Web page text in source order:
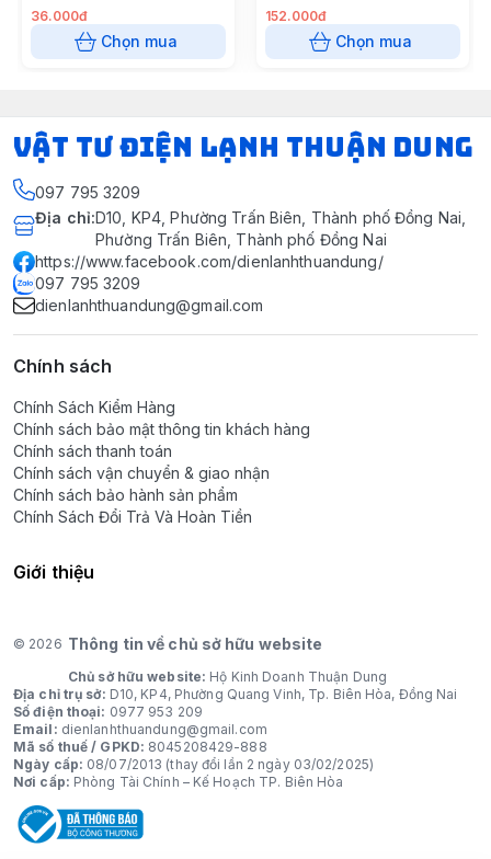
36.000đ
Chọn mua
152.000đ
Chọn mua
VẬT TƯ ĐIỆN LẠNH THUẬN DUNG
097 795 3209
Địa chỉ:D10, KP4, Phường Trấn Biên, Thành phố Đồng Nai,
Phường Trấn Biên, Thành phố Đồng Nai
https://www.facebook.com/dienlanhthuandung/
097 795 3209
dienlanhthuandung@gmail.com
Chính sách
Chính Sách Kiểm Hàng
Chính sách bảo mật thông tin khách hàng
Chính sách thanh toán
Chính sách vận chuyển & giao nhận
Chính sách bảo hành sản phẩm
Chính Sách Đổi Trả Và Hoàn Tiền
Giới thiệu
© 2026 Thông tin về chủ sở hữu website
Chủ sở hữu website: Hộ Kinh Doanh Thuận Dung
Địa chỉ trụ sở: D10, KP4, Phường Quang Vinh, Tp. Biên Hòa, Đồng Nai
Số điện thoại: 0977 953 209
Email: dienlanhthuandung@gmail.com
Mã số thuế / GPKD: 8045208429-888
Ngày cấp: 08/07/2013 (thay đổi lần 2 ngày 03/02/2025)
Nơi cấp: Phòng Tài Chính – Kế Hoạch TP. Biên Hòa